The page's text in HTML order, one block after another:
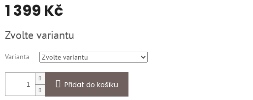
1 399 Kč
cena:
Zvolte variantu
Varianta
Přidat do košíku